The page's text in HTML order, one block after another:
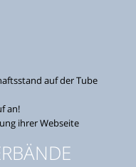
auf der Tube
an!
ihrer Webseite